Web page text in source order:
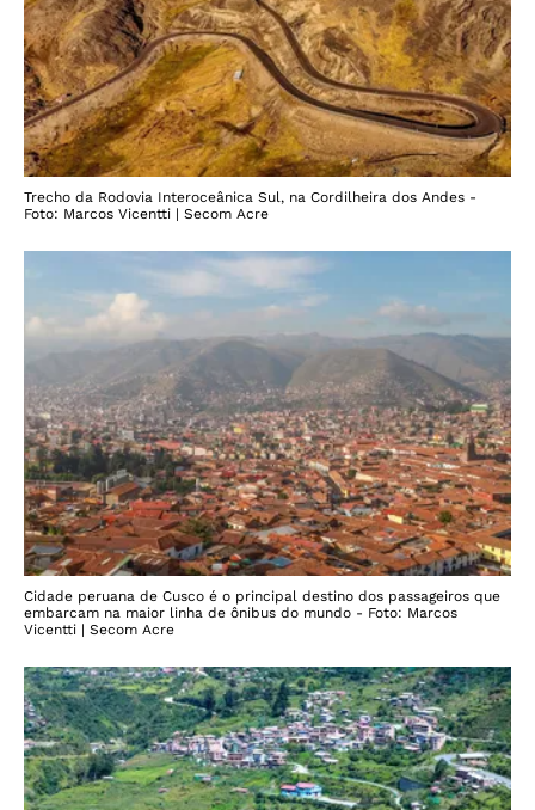
Trecho da Rodovia Interoceânica Sul, na Cordilheira dos Andes -
Foto: Marcos Vicentti | Secom Acre
Cidade peruana de Cusco é o principal destino dos passageiros que
embarcam na maior linha de ônibus do mundo - Foto: Marcos
Vicentti | Secom Acre